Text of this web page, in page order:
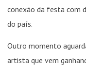
conexão da festa com
do país.
Outro momento
artista que vem